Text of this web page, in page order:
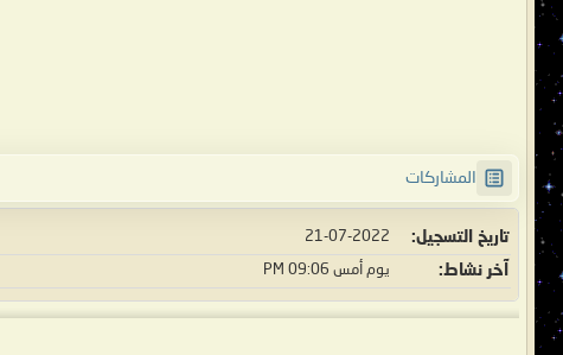
المشاركات
تاريخ التسجيل 21-07-2022
آخر نشاط يوم أمس 09:06 PM